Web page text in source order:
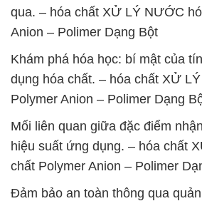
qua. – hóa chất XỬ LÝ NƯỚC
Anion – Polimer Dạng Bột
Khám phá hóa học: bí mật của
dụng hóa chất. – hóa chất XỬ
Polymer Anion – Polimer Dạng
Mối liên quan giữa đặc điểm
hiệu suất ứng dụng. – hóa chất
chất Polymer Anion – Polimer
Đảm bảo an toàn thông qua